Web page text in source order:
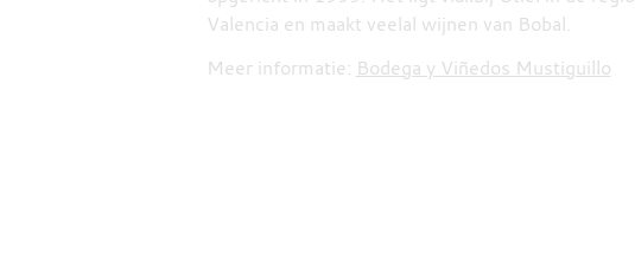
Valencia en maakt veelal wijnen van Bobal.
Meer informatie: Bodega y Viñedos Mustiguillo